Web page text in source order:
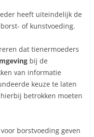
heeft uiteindelijk de
of kunstvoeding.
dat tienermoeders
bij de
van informatie
keuze te laten
betrokken moeten
borstvoeding geven